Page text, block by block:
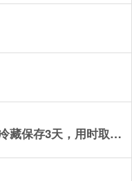
各种小料冰箱密封冷藏保存3天，用时取用出一部分，大蒜水当天用完，麻酱当天用完！！！